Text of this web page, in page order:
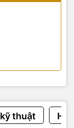
thuật